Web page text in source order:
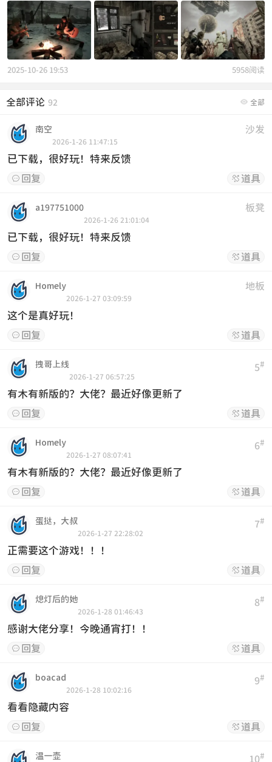
5958阅读
2025-10-26 19:53
 全部
全部评论 92
沙发
南空
2026-1-26 11:47:15
已下载，很好玩！特来反馈
 回复  道具
板凳
a197751000
2026-1-26 21:01:04
已下载，很好玩！特来反馈
 回复  道具
地板
Homely
2026-1-27 03:09:59
这个是真好玩！
 回复  道具
5#
拽哥上线
2026-1-27 06:57:25
有木有新版的？大佬？最近好像更新了
 回复  道具
6#
Homely
2026-1-27 08:07:41
有木有新版的？大佬？最近好像更新了
 回复  道具
7#
蛋挞，大叔
2026-1-27 22:28:02
正需要这个游戏！！！
 回复  道具
8#
熄灯后的她
2026-1-28 01:46:43
感谢大佬分享！今晚通宵打！！
 回复  道具
9#
boacad
2026-1-28 10:02:16
看看隐藏内容
 回复  道具
10#
温一壶